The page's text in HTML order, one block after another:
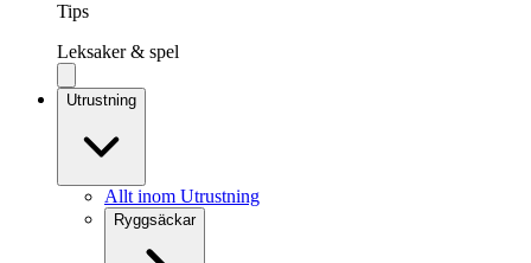
Tips
Leksaker & spel
Utrustning
Allt inom Utrustning
Ryggsäckar